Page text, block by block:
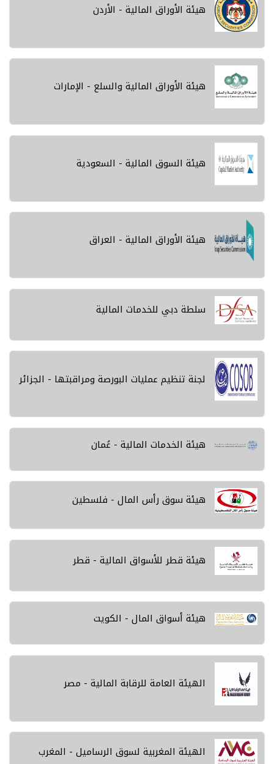
هيئة الأوراق المالية - الأردن
هيئة الأوراق المالية والسلع - الإمارات
هيئة السوق المالية - السعودية
هيئة الأوراق المالية - العراق
سلطة دبي للخدمات المالية
لجنة تنظيم عمليات البورصة ومراقبتها - الجزائر
هيئة الخدمات المالية - عُمان
هيئة سوق رأس المال - فلسطين
هيئة قطر للأسواق المالية - قطر
هيئة أسواق المال - الكويت
الهيئة العامة للرقابة المالية - مصر
الهيئة المغربية لسوق الرساميل - المغرب